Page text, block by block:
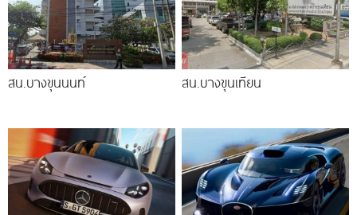
สน.บางขุนนนท์ สน.บางขุนเทียน